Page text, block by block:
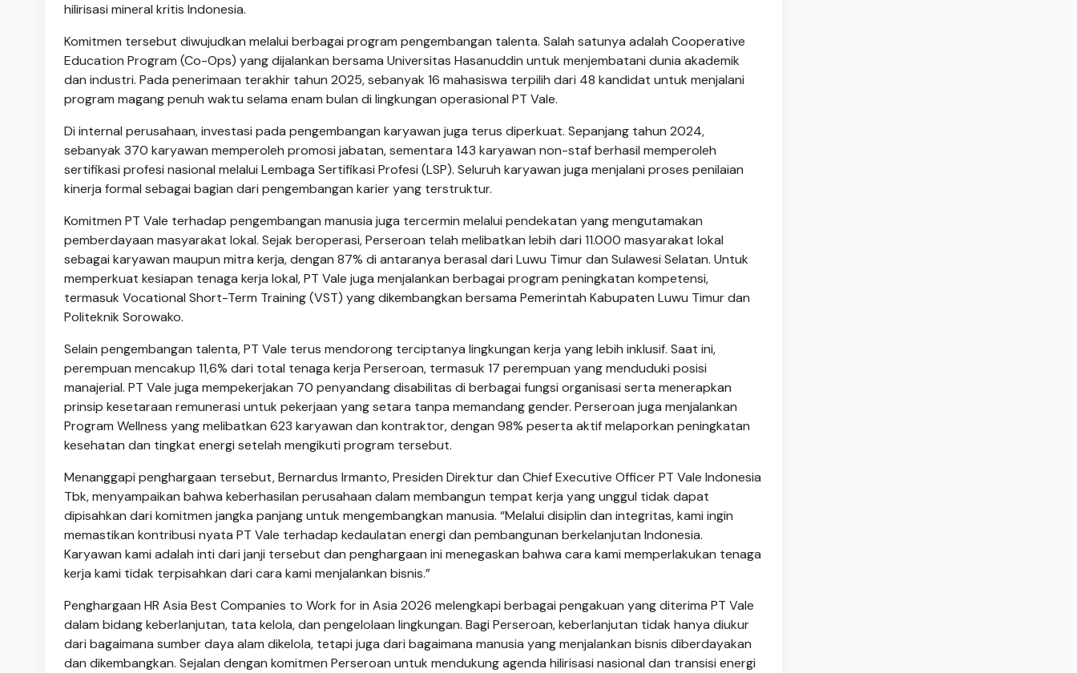
hilirisasi mineral kritis Indonesia.
Komitmen tersebut diwujudkan melalui berbagai program pengembangan talenta. Salah satunya adalah Cooperative
Education Program (Co-Ops) yang dijalankan bersama Universitas Hasanuddin untuk menjembatani dunia akademik
dan industri. Pada penerimaan terakhir tahun 2025, sebanyak 16 mahasiswa terpilih dari 48 kandidat untuk menjalani
program magang penuh waktu selama enam bulan di lingkungan operasional PT Vale.
Di internal perusahaan, investasi pada pengembangan karyawan juga terus diperkuat. Sepanjang tahun 2024,
sebanyak 370 karyawan memperoleh promosi jabatan, sementara 143 karyawan non-staf berhasil memperoleh
sertifikasi profesi nasional melalui Lembaga Sertifikasi Profesi (LSP). Seluruh karyawan juga menjalani proses penilaian
kinerja formal sebagai bagian dari pengembangan karier yang terstruktur.
Komitmen PT Vale terhadap pengembangan manusia juga tercermin melalui pendekatan yang mengutamakan
pemberdayaan masyarakat lokal. Sejak beroperasi, Perseroan telah melibatkan lebih dari 11.000 masyarakat lokal
sebagai karyawan maupun mitra kerja, dengan 87% di antaranya berasal dari Luwu Timur dan Sulawesi Selatan. Untuk
memperkuat kesiapan tenaga kerja lokal, PT Vale juga menjalankan berbagai program peningkatan kompetensi,
termasuk Vocational Short-Term Training (VST) yang dikembangkan bersama Pemerintah Kabupaten Luwu Timur dan
Politeknik Sorowako.
Selain pengembangan talenta, PT Vale terus mendorong terciptanya lingkungan kerja yang lebih inklusif. Saat ini,
perempuan mencakup 11,6% dari total tenaga kerja Perseroan, termasuk 17 perempuan yang menduduki posisi
manajerial. PT Vale juga mempekerjakan 70 penyandang disabilitas di berbagai fungsi organisasi serta menerapkan
prinsip kesetaraan remunerasi untuk pekerjaan yang setara tanpa memandang gender. Perseroan juga menjalankan
Program Wellness yang melibatkan 623 karyawan dan kontraktor, dengan 98% peserta aktif melaporkan peningkatan
kesehatan dan tingkat energi setelah mengikuti program tersebut.
Menanggapi penghargaan tersebut, Bernardus Irmanto, Presiden Direktur dan Chief Executive Officer PT Vale Indonesia
Tbk, menyampaikan bahwa keberhasilan perusahaan dalam membangun tempat kerja yang unggul tidak dapat
dipisahkan dari komitmen jangka panjang untuk mengembangkan manusia. “Melalui disiplin dan integritas, kami ingin
memastikan kontribusi nyata PT Vale terhadap kedaulatan energi dan pembangunan berkelanjutan Indonesia.
Karyawan kami adalah inti dari janji tersebut dan penghargaan ini menegaskan bahwa cara kami memperlakukan tenaga
kerja kami tidak terpisahkan dari cara kami menjalankan bisnis.”
Penghargaan HR Asia Best Companies to Work for in Asia 2026 melengkapi berbagai pengakuan yang diterima PT Vale
dalam bidang keberlanjutan, tata kelola, dan pengelolaan lingkungan. Bagi Perseroan, keberlanjutan tidak hanya diukur
dari bagaimana sumber daya alam dikelola, tetapi juga dari bagaimana manusia yang menjalankan bisnis diberdayakan
dan dikembangkan. Sejalan dengan komitmen Perseroan untuk mendukung agenda hilirisasi nasional dan transisi energi